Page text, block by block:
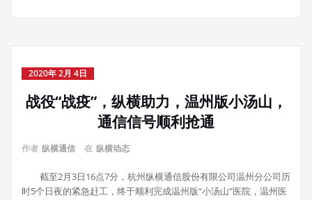
2020年 2月 4日
战役“战疫”，纵横助力，温州版小汤山，
通信信号顺利抢通
作者 纵横通信 在 纵横动态
截至2月3日16点7分，杭州纵横通信股份有限公司温州分公司历
时5个日夜的紧急赶工，终于顺利完成温州版“小汤山”医院，温州医